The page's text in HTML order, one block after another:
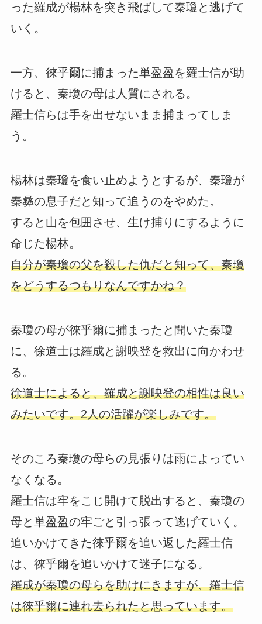
った羅成が楊林を突き飛ばして秦瓊と逃げて
いく。
一方、徠乎爾に捕まった単盈盈を羅士信が助
けると、秦瓊の母は人質にされる。
羅士信らは手を出せないまま捕まってしま
う。
楊林は秦瓊を食い止めようとするが、秦瓊が
秦彝の息子だと知って追うのをやめた。
すると山を包囲させ、生け捕りにするように
命じた楊林。
自分が秦瓊の父を殺した仇だと知って、秦瓊
をどうするつもりなんですかね？
秦瓊の母が徠乎爾に捕まったと聞いた秦瓊
に、徐道士は羅成と謝映登を救出に向かわせ
る。
徐道士によると、羅成と謝映登の相性は良い
みたいです。2人の活躍が楽しみです。
そのころ秦瓊の母らの見張りは雨によってい
なくなる。
羅士信は牢をこじ開けて脱出すると、秦瓊の
母と単盈盈の牢ごと引っ張って逃げていく。
追いかけてきた徠乎爾を追い返した羅士信
は、徠乎爾を追いかけて迷子になる。
羅成が秦瓊の母らを助けにきますが、羅士信
は徠乎爾に連れ去られたと思っています。